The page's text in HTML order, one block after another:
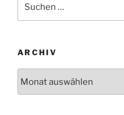
nach:
ARCHIV